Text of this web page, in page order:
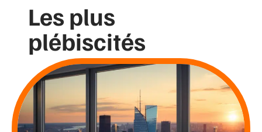
Les plus
plébiscités